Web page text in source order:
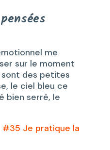
me
sur le moment
des petites
le ciel bleu ce
bien serré, le
Je pratique la